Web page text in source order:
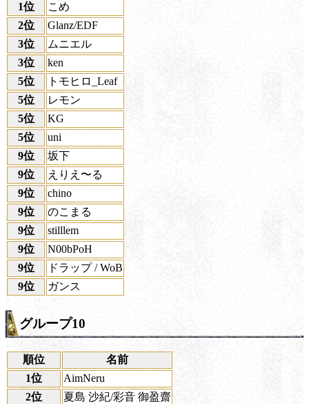
1位
こめ
2位
Glanz/EDF
3位
ムニエル
3位
ken
5位
トモヒロ_Leaf
5位
レモン
5位
KG
5位
uni
9位
坂下
9位
えりえ〜る
9位
chino
9位
のこまる
9位
stilllem
9位
N00bPoH
9位
ドラップ / WoB
9位
ガンス
グループ10
順位
名前
1位
AimNeru
2位
夏島 沙紀/彩音 御盈齋